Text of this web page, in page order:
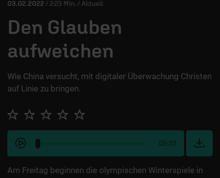
ÜBER UNS
03.02.2022 / 2:23 Min. / Aktuell
Den Glauben
aufweichen
Wie China versucht, mit digitaler Überwachung Christen
auf Linie zu bringen.
02:23
Am Freitag beginnen die olympischen Winterspiele in